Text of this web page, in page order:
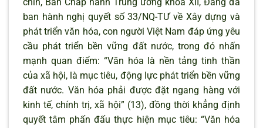
ban hành nghị quyết số 33/NQ-TƯ về Xây dựng và
phát triển văn hóa, con người Việt Nam đáp ứng yêu
cầu phát triển bền vững đất nước, trong đó nhấn
mạnh quan điểm: “Văn hóa là nền tảng tinh thần
của xã hội, là mục tiêu, động lực phát triển bền vững
đất nước. Văn hóa phải được đặt ngang hàng với
kinh tế, chính trị, xã hội” (13), đồng thời khẳng định
quyết tâm phấn đấu thực hiện mục tiêu: “Văn hóa